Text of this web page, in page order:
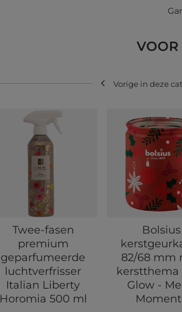
VOOR
Vorige in deze
Twee-fasen
premium
geparfumeerde
luchtverfrisser
Italian Liberty
Horomia 500 ml
Bolsius
82/68 mm
kerstthema
Glow -